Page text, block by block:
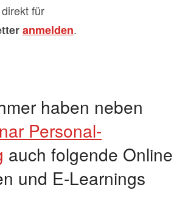
für
anmelden.
haben neben
Personal-
auch folgende Online
und E-Learnings